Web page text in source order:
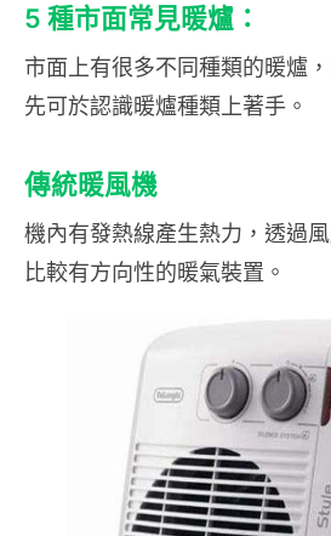
5 種市面常見暖爐：
市面上有很多不同種類的暖爐
先可於認識暖爐種類上著手。
傳統暖風機
機內有發熱線產生熱力，透過
比較有方向性的暖氣裝置。